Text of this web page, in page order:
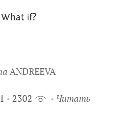
What if?
ANDREEVA
2302 Читать